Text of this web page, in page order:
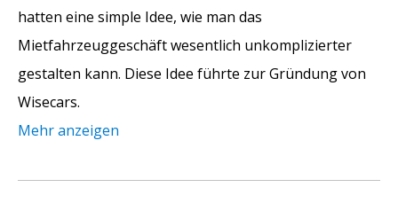
hatten eine simple Idee, wie man das
Mietfahrzeuggeschäft wesentlich unkomplizierter
gestalten kann. Diese Idee führte zur Gründung von
Wisecars.
Mehr anzeigen